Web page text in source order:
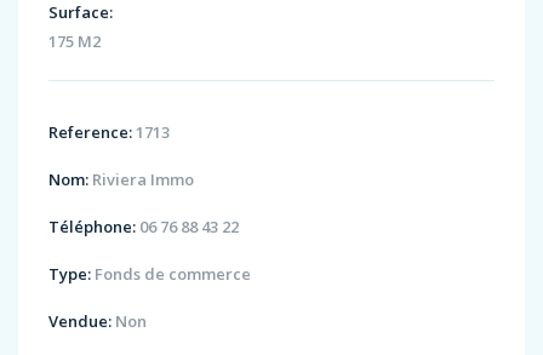
Surface:
175 M2
Reference: 1713
Nom: Riviera Immo
Téléphone: 06 76 88 43 22
Type: Fonds de commerce
Vendue: Non